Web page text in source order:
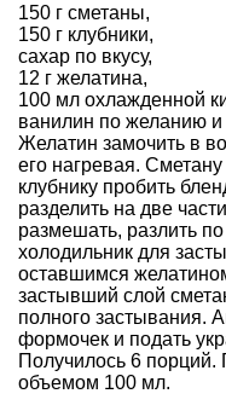
150 г сметаны,
150 г клубники,
сахар по вкусу,
12 г желатина,
100 мл охлажденной
ванилин по желанию и
Желатин замочить в
его нагревая.
клубнику пробить
разделить на две
размешать, разлить
холодильник для
оставшимся
застывший слой
полного застывания.
формочек и подать
Получилось 6
объемом 100 мл.